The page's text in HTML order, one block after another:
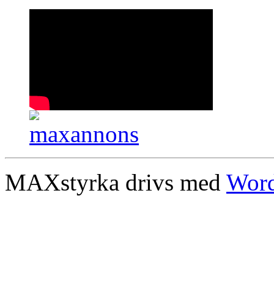
MAXstyrka drivs med